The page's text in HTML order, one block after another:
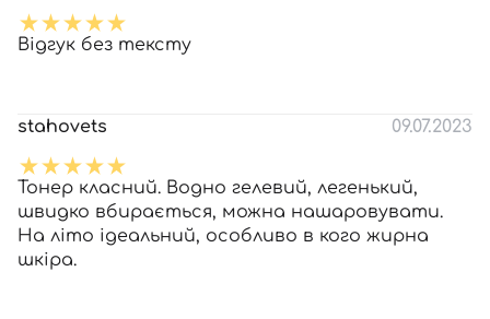
Відгук без тексту
stahovets 09.07.2023
Тонер класний. Водно гелевий, легенький,
швидко вбирається, можна нашаровувати.
На літо ідеальний, особливо в кого жирна
шкіра.